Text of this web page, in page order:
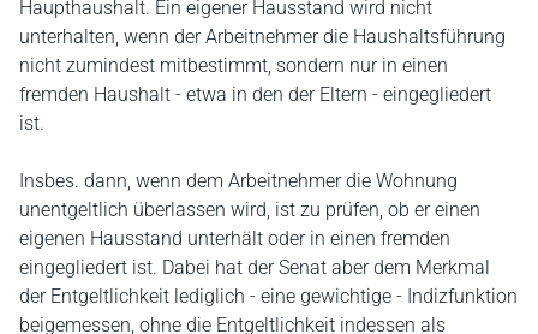
Haupthaushalt. Ein eigener Hausstand wird nicht
unterhalten, wenn der Arbeitnehmer die Haushaltsführung
nicht zumindest mitbestimmt, sondern nur in einen
fremden Haushalt - etwa in den der Eltern - eingegliedert
ist.
Insbes. dann, wenn dem Arbeitnehmer die Wohnung
unentgeltlich überlassen wird, ist zu prüfen, ob er einen
eigenen Hausstand unterhält oder in einen fremden
eingegliedert ist. Dabei hat der Senat aber dem Merkmal
der Entgeltlichkeit lediglich - eine gewichtige - Indizfunktion
beigemessen, ohne die Entgeltlichkeit indessen als